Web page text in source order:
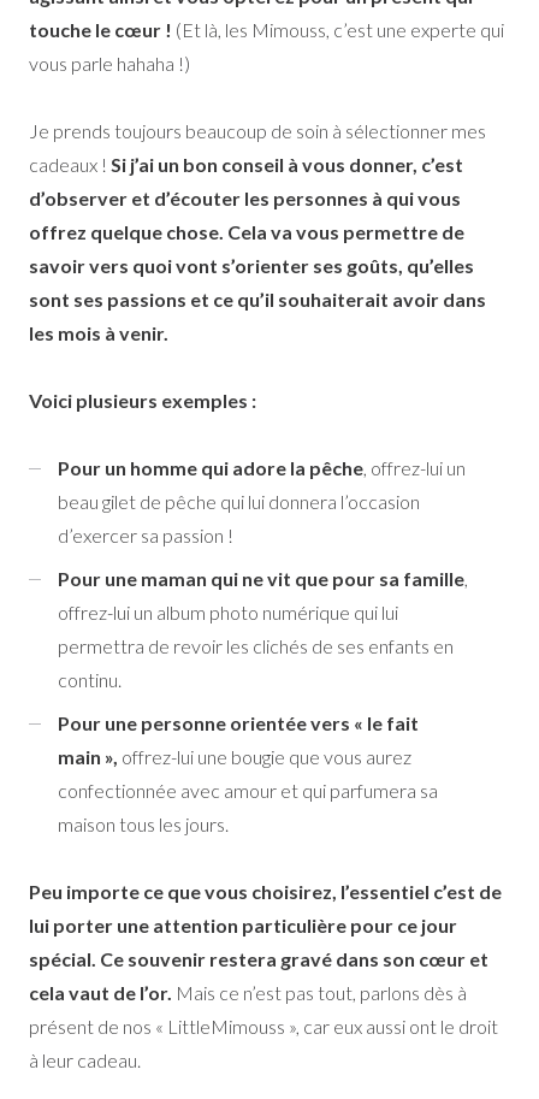
touche le cœur ! (Et là, les Mimouss, c’est une experte qui
vous parle hahaha !)
Je prends toujours beaucoup de soin à sélectionner mes
cadeaux ! Si j’ai un bon conseil à vous donner, c’est
d’observer et d’écouter les personnes à qui vous
offrez quelque chose. Cela va vous permettre de
savoir vers quoi vont s’orienter ses goûts, qu’elles
sont ses passions et ce qu’il souhaiterait avoir dans
les mois à venir.
Voici plusieurs exemples :
Pour un homme qui adore la pêche, offrez-lui un
beau gilet de pêche qui lui donnera l’occasion
d’exercer sa passion !
Pour une maman qui ne vit que pour sa famille,
offrez-lui un album photo numérique qui lui
permettra de revoir les clichés de ses enfants en
continu.
Pour une personne orientée vers « le fait
main », offrez-lui une bougie que vous aurez
confectionnée avec amour et qui parfumera sa
maison tous les jours.
Peu importe ce que vous choisirez, l’essentiel c’est de
lui porter une attention particulière pour ce jour
spécial. Ce souvenir restera gravé dans son cœur et
cela vaut de l’or. Mais ce n’est pas tout, parlons dès à
présent de nos « LittleMimouss », car eux aussi ont le droit
à leur cadeau.